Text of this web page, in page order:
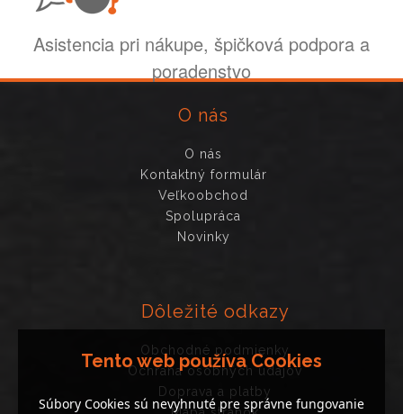
Asistencia pri nákupe, špičková podpora a
poradenstvo
O nás
O nás
Kontaktný formulár
Veľkoobchod
Spolupráca
Novinky
Dôležité odkazy
Obchodné podmienky
Ochrana osobných údajov
Doprava a platby
Tento web používa Cookies
Súbory Cookies sú nevyhnuté pre správne fungovanie